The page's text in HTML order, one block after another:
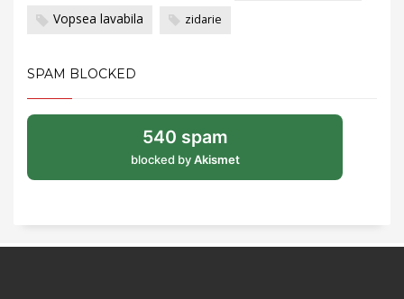
Vopsea lavabila zidarie
SPAM BLOCKED
540 spam
blocked byAkismet